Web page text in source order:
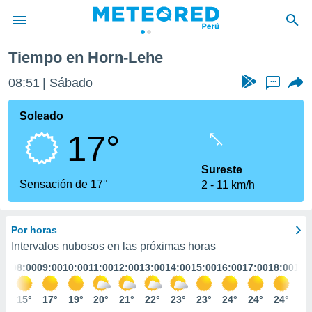
de
ha sido
calidad.
a este
las
y
digital
basada
Tiempo en Horn-Lehe
08:51 Sábado ...
Soleado
17°
Sensación de 17°
Sureste
2
11 km/h
Por horas
Intervalos nubosos en las próximas horas
08:00
15°
09:00
17°
10:00
19°
11:00
20°
12:00
21°
13:00
22°
14:00
23°
15:00
23°
16:00
24°
17:00
24°
18:00
24°